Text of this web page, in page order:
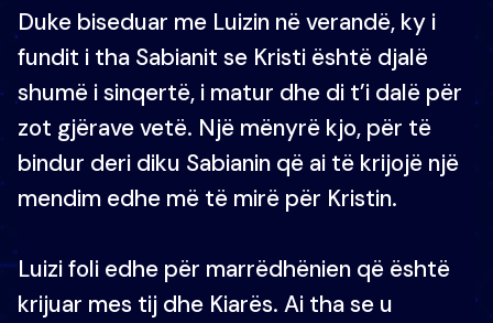
Duke biseduar me Luizin në verandë, ky i
fundit i tha Sabianit se Kristi është djalë
shumë i sinqertë, i matur dhe di t’i dalë për
zot gjërave vetë. Një mënyrë kjo, për të
bindur deri diku Sabianin që ai të krijojë një
mendim edhe më të mirë për Kristin.
Luizi foli edhe për marrëdhënien që është
krijuar mes tij dhe Kiarës. Ai tha se u